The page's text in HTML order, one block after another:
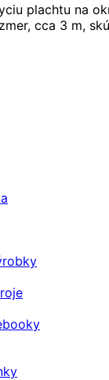
plachtu na
cca 3 m,